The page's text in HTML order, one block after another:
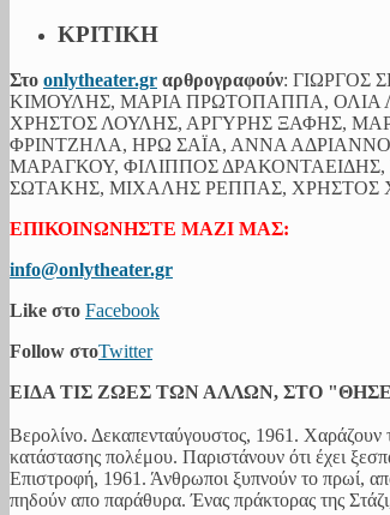
ΚΡΙΤΙΚΗ
Στο onlytheater.gr αρθρογραφούν: ΓΙΩΡΓΟΣ
ΚΙΜΟΥΛΗΣ, ΜΑΡΙΑ ΠΡΩΤΟΠΑΠΠΑ, ΟΛΙΑ
ΧΡΗΣΤΟΣ ΛΟΥΛΗΣ, ΑΡΓΥΡΗΣ ΞΑΦΗΣ,
ΦΡΙΝΤΖΗΛΑ, ΗΡΩ ΣΑΪΑ, ΑΝΝΑ
ΜΑΡΑΓΚΟΥ, ΦΙΛΙΠΠΟΣ
ΣΩΤΑΚΗΣ, ΜΙΧΑΛΗΣ ΡΕΠΠΑΣ, ΧΡΗΣΤΟΣ
ΕΠΙΚΟΙΝΩΝΗΣΤΕ ΜΑΖΙ ΜΑΣ:
info@onlytheater.gr
Like στο Facebook
Follow στοTwitter
ΕΙΔΑ ΤΙΣ ΖΩΕΣ ΤΩΝ ΑΛΛΩΝ, ΣΤΟ
Βερολίνο. Δεκαπενταύγουστος, 1961.
κατάστασης πολέμου. Παριστάνουν ότι έχει
Επιστροφή, 1961. Άνθρωποι ξυπνούν το πρωί,
πηδούν απο παράθυρα. Ένας πράκτορας της